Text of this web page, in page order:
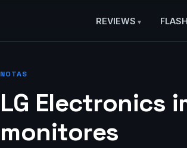
REVIEWS FLASH
NOTAS
LG Electronics
monitores